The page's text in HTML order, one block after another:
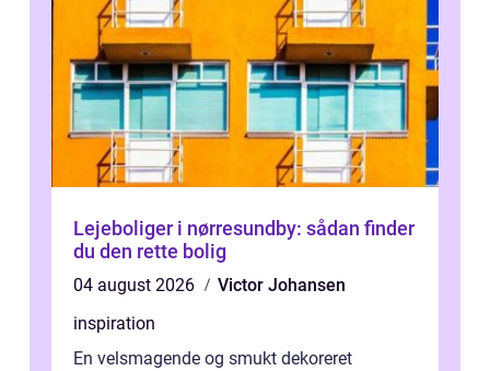
Lejeboliger i nørresundby: sådan finder
du den rette bolig
04 august 2026
Victor Johansen
inspiration
En velsmagende og smukt dekoreret